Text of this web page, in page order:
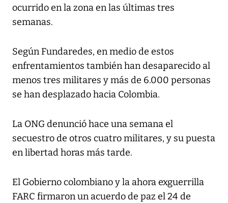
ocurrido en la zona en las últimas tres
semanas.
Según Fundaredes, en medio de estos
enfrentamientos también han desaparecido al
menos tres militares y más de 6.000 personas
se han desplazado hacia Colombia.
La ONG denunció hace una semana el
secuestro de otros cuatro militares, y su puesta
en libertad horas más tarde.
El Gobierno colombiano y la ahora exguerrilla
FARC firmaron un acuerdo de paz el 24 de